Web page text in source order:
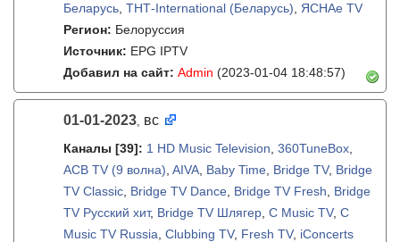
Беларусь ТНТ-International (Беларусь)
ЯСНАе TV
Регион: Белоруссия
Источник: EPG IPTV
Добавил на сайт: Admin (2023-01-04 18:48:57)
01-01-2023, вс
Каналы [39]: 1 HD Music Television 360TuneBox
ACB TV (9 волна) AIVA Baby Time Bridge TV, Bridge
TV Classic Bridge TV Dance Bridge TV Fresh
Bridge
TV Русский хит, Bridge TV Шлягер C Music TV, C
Music TV Russia Clubbing TV, Fresh TV, iConcerts